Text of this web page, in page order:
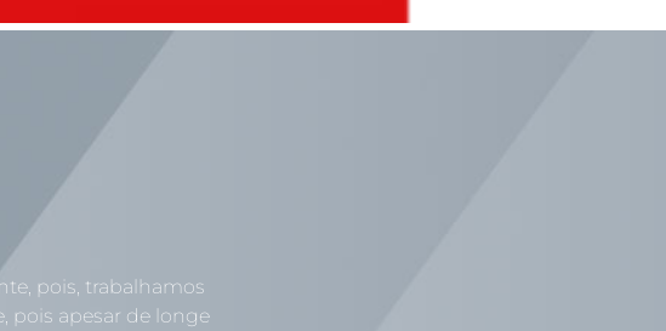
pois, trabalhamos
pois apesar de longe